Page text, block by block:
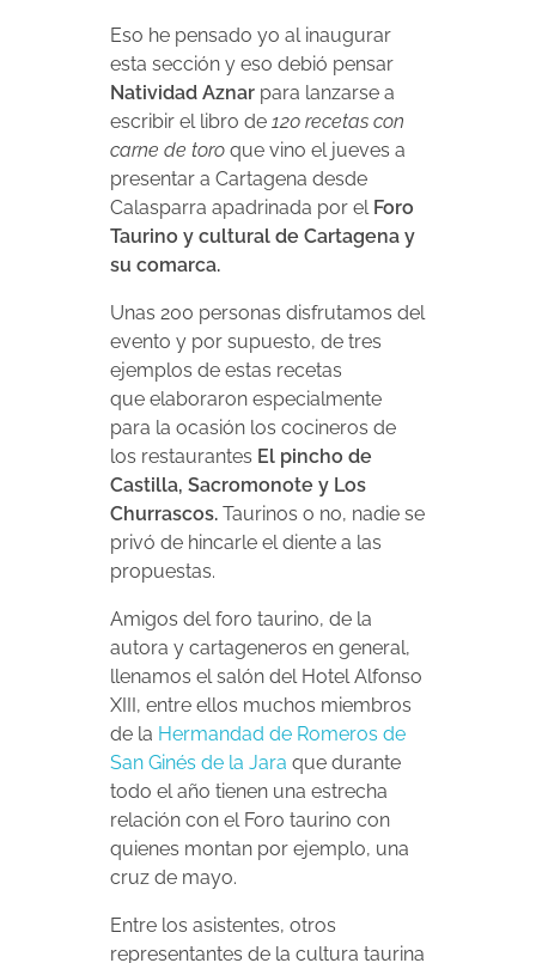
Eso he pensado yo al inaugurar
esta sección y eso debió pensar
Natividad Aznarpara lanzarse a
escribir el libro de 120 recetas con
carne de toroque vino el jueves a
presentar a Cartagena desde
Calasparra apadrinada por el Foro
Taurino y cultural de Cartagena y
su comarca.
Unas 200 personas disfrutamos del
evento y por supuesto, de tres
ejemplos de estas recetas
que elaboraron especialmente
para la ocasión los cocineros de
los restaurantes El pincho de
Castilla, Sacromonote y Los
Churrascos.Taurinos o no, nadie se
privó de hincarle el diente a las
propuestas.
Amigos del foro taurino, de la
autora y cartageneros en general,
llenamos el salón del Hotel Alfonso
XIII, entre ellos muchos miembros
de la Hermandad de Romeros de
San Ginés de la Jara que durante
todo el año tienen una estrecha
relación con el Foro taurino con
quienes montan por ejemplo, una
cruz de mayo.
Entre los asistentes, otros
representantes de la cultura taurina